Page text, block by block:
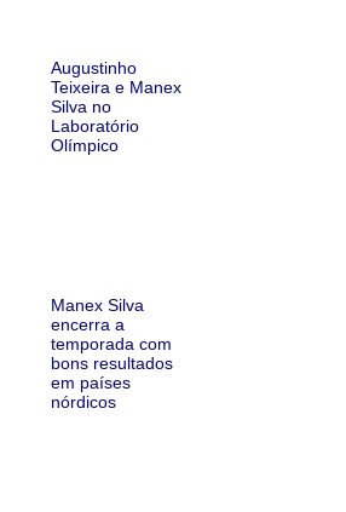
Augustinho
Teixeira e Manex
Silva no
Laboratório
Olímpico
Manex Silva
encerra a
temporada com
bons resultados
em países
nórdicos